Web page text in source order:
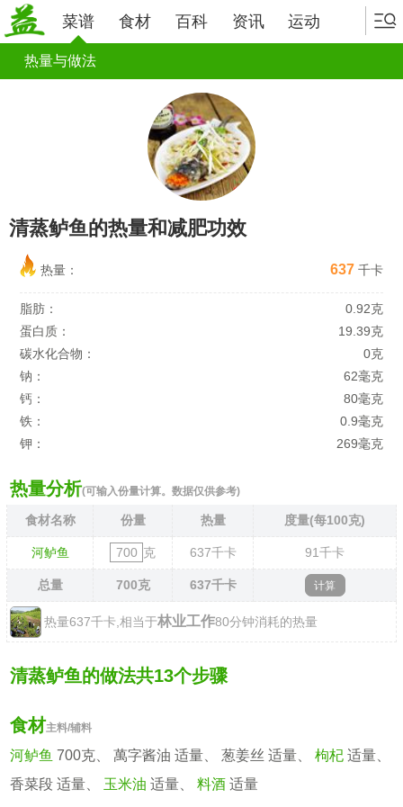
菜谱 食材 百科 资讯 运动
热量与做法
清蒸鲈鱼的热量和减肥功效
热量： 637 千卡
脂肪：
0.92克
蛋白质：
19.39克
碳水化合物：
0克
钠：
62毫克
钙：
80毫克
铁：
0.9毫克
钾：
269毫克
热量分析(可输入份量计算。数据仅供参考)
食材名称 份量 热量 度量(每100克)
河鲈鱼 克 637千卡 91千卡
总量 700克 637千卡
热量637千卡,相当于林业工作80分钟消耗的热量
清蒸鲈鱼的做法共13个步骤
食材主料/辅料
河鲈鱼 700克、 萬字酱油 适量、 葱姜丝 适量、枸杞 适量、
香菜段 适量、 玉米油 适量、料酒 适量